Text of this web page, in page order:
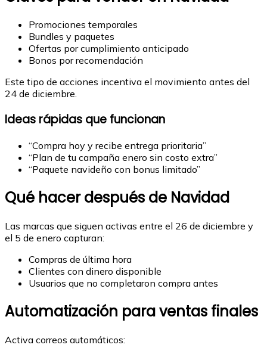
Promociones temporales
Bundles y paquetes
Ofertas por cumplimiento anticipado
Bonos por recomendación
Este tipo de acciones incentiva el movimiento antes del
24 de diciembre.
Ideas rápidas que funcionan
“Compra hoy y recibe entrega prioritaria”
“Plan de tu campaña enero sin costo extra”
“Paquete navideño con bonus limitado”
Qué hacer después de Navidad
Las marcas que siguen activas entre el 26 de diciembre y
el 5 de enero capturan:
Compras de última hora
Clientes con dinero disponible
Usuarios que no completaron compra antes
Automatización para ventas finales
Activa correos automáticos: